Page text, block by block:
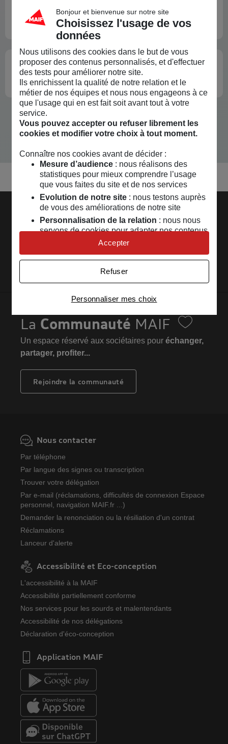
Quels sont les
transferts proposés par le
PER?
Quelles sont lessolutions d’épargne pour
se constituer un apport financier
Découvrir la MAIF
Nos conseils
La Communauté MAIF
Un espace réservé aux sociétaires pour échanger,
partager, profiter...
Rejoindre la communauté
Nous contacter
Par téléphone
Par langue des signes ou transcription
Trouver votre délégation
Par e-mail (réclamations, difficultés de connexion Espace
personnel, navigation MAIF.fr ...)
Demander la renonciation ou la résiliation d'un contrat
Réclamations
Lanceur d'alerte
Accessibilité et Eco-conception
L'accessibilité à la MAIF
Accessibilité partiellement conforme
Nos services pour les sourds et malentendants
Accessibilité de nos délégations
Déclaration d'éco-conception
Application MAIF
Bonjour et bienvenue sur notre site
Choisissez l'usage de vos
données
Nous utilisons des cookies dans le but de vous
proposer des contenus personnalisés, et d'effectuer
des tests pour améliorer notre site.
Ils enrichissent la qualité de notre relation et le
métier de nos équipes et nous nous engageons à ce
que l'usage qui en est fait soit avant tout à votre
service.
Vous pouvez accepter ou refuser librement les
cookies et modifier votre choix à tout moment.
Connaître nos cookies avant de décider :
Mesure d’audience: nous réalisons des
statistiques pour mieux comprendre l’usage
que vous faites du site et de nos services
Evolution de notre site: nous testons auprès
de vous des améliorations de notre site
Personnalisation de la relation : nous nous
servons de cookies pour adapter nos contenus
et personnaliser nos offres
Univers publicitaire: nous utilisons avec nos
publicités personnalisées
Personnaliser mes choix
Refuser
Accepter